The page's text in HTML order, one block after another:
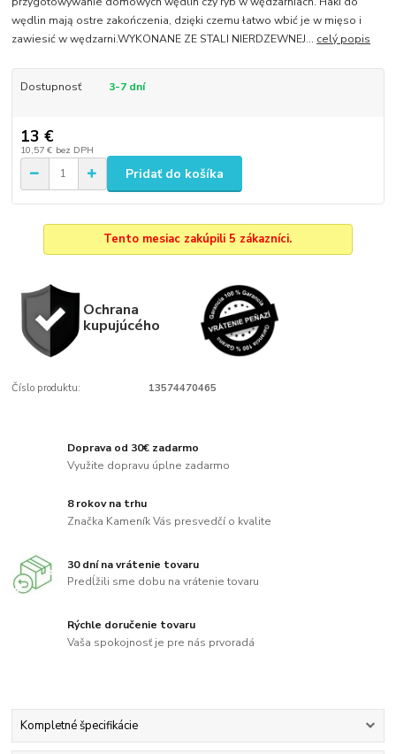
wędlin mają ostre zakończenia, dzięki czemu łatwo wbić je w mięso i
zawiesić w wędzarni.WYKONANE ZE STALI NIERDZEWNEJ... celý popis
Dostupnosť 3-7 dní
13 €
10,57 € bez DPH
Pridať do košíka
Tento mesiac zakúpili 5 zákazníci.
Ochrana
kupujúcého
Číslo produktu: 13574470465
Doprava od 30€ zadarmo
Využite dopravu úplne zadarmo
8 rokov na trhu
Značka Kameník Vás presvedčí o kvalite
30 dní na vrátenie tovaru
Predĺžili sme dobu na vrátenie tovaru
Rýchle doručenie tovaru
Vaša spokojnosť je pre nás prvoradá
Kompletné špecifikácie